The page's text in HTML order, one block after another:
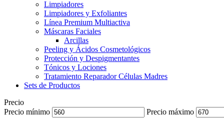
Limpiadores
Limpiadores y Exfoliantes
Línea Premium Multiactiva
Máscaras Faciales
Arcillas
Peeling y Ácidos Cosmetológicos
Protección y Despigmentantes
Tónicos y Lociones
Tratamiento Reparador Células Madres
Sets de Productos
Precio
Precio mínimo
Precio máximo